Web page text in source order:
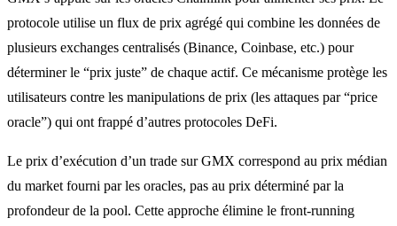
protocole utilise un flux de prix agrégé qui combine les données de
plusieurs exchanges centralisés (Binance, Coinbase, etc.) pour
déterminer le “prix juste” de chaque actif. Ce mécanisme protège les
utilisateurs contre les manipulations de prix (les attaques par “price
oracle”) qui ont frappé d’autres protocoles DeFi.
Le prix d’exécution d’un trade sur GMX correspond au prix médian
du market fourni par les oracles, pas au prix déterminé par la
profondeur de la pool. Cette approche élimine le front-running